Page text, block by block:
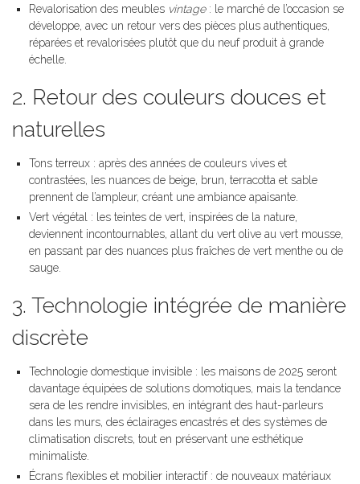
Revalorisation des meubles vintage: le marché de l’occasion se
développe, avec un retour vers des pièces plus authentiques,
réparées et revalorisées plutôt que du neuf produit à grande
échelle.
2. Retour des couleurs douces et
naturelles
Tons terreux : après des années de couleurs vives et
contrastées, les nuances de beige, brun, terracotta et sable
prennent de l’ampleur, créant une ambiance apaisante.
Vert végétal : les teintes de vert, inspirées de la nature,
deviennent incontournables, allant du vert olive au vert mousse,
en passant par des nuances plus fraîches de vert menthe ou de
sauge.
3. Technologie intégrée de manière
discrète
Technologie domestique invisible : les maisons de 2025 seront
davantage équipées de solutions domotiques, mais la tendance
sera de les rendre invisibles, en intégrant des haut-parleurs
dans les murs, des éclairages encastrés et des systèmes de
climatisation discrets, tout en préservant une esthétique
minimaliste.
Écrans flexibles et mobilier interactif : de nouveaux matériaux